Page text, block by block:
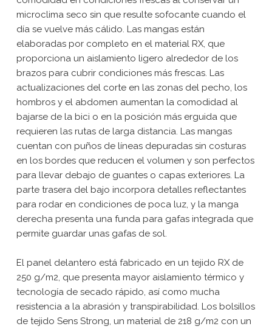
microclima seco sin que resulte sofocante cuando el
día se vuelve más cálido. Las mangas están
elaboradas por completo en el material RX, que
proporciona un aislamiento ligero alrededor de los
brazos para cubrir condiciones más frescas. Las
actualizaciones del corte en las zonas del pecho, los
hombros y el abdomen aumentan la comodidad al
bajarse de la bici o en la posición más erguida que
requieren las rutas de larga distancia. Las mangas
cuentan con puños de líneas depuradas sin costuras
en los bordes que reducen el volumen y son perfectos
para llevar debajo de guantes o capas exteriores. La
parte trasera del bajo incorpora detalles reflectantes
para rodar en condiciones de poca luz, y la manga
derecha presenta una funda para gafas integrada que
permite guardar unas gafas de sol.
El panel delantero está fabricado en un tejido RX de
250 g/m2, que presenta mayor aislamiento térmico y
tecnología de secado rápido, así como mucha
resistencia a la abrasión y transpirabilidad. Los bolsillos
de tejido Sens Strong, un material de 218 g/m2 con un